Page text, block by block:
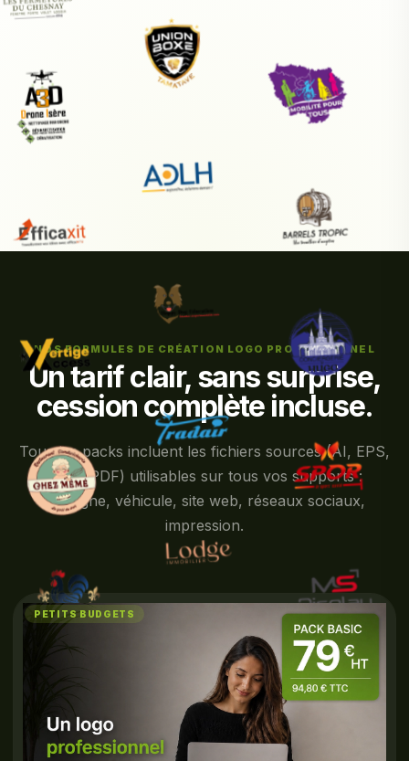
NOS FORMULES DE CRÉATION LOGO PROFESSIONNEL
Un tarif clair, sans surprise,
cession complète incluse.
Tous les packs incluent les fichiers sources (AI, EPS,
PNG, PDF) utilisables sur tous vos supports :
enseigne, véhicule, site web, réseaux sociaux,
impression.
PETITS BUDGETS